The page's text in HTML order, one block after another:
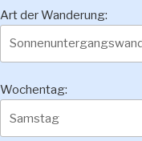
Art der Wanderung:
Wochentag: